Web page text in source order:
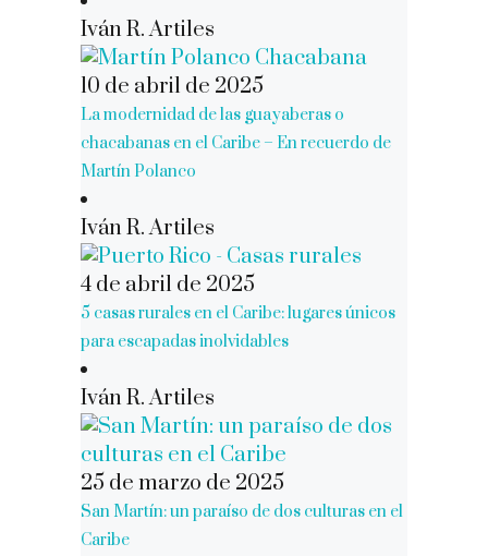
Iván R. Artiles
10 de abril de 2025
La modernidad de las guayaberas o
chacabanas en el Caribe – En recuerdo de
Martín Polanco
Iván R. Artiles
4 de abril de 2025
5 casas rurales en el Caribe: lugares únicos
para escapadas inolvidables
Iván R. Artiles
25 de marzo de 2025
San Martín: un paraíso de dos culturas en el
Caribe